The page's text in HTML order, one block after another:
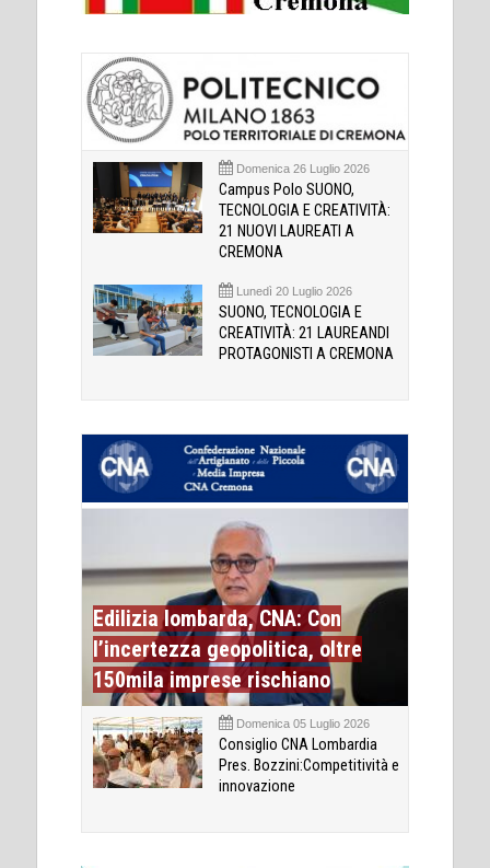
Domenica 26 Luglio 2026
Campus Polo SUONO,
TECNOLOGIA E CREATIVITÀ:
21 NUOVI LAUREATI A
CREMONA
Lunedì 20 Luglio 2026
SUONO, TECNOLOGIA E
CREATIVITÀ: 21 LAUREANDI
PROTAGONISTI A CREMONA
Edilizia lombarda, CNA: Con
l’incertezza geopolitica, oltre
150mila imprese rischiano
Domenica 05 Luglio 2026
Consiglio CNA Lombardia
Pres. Bozzini:Competitività e
innovazione